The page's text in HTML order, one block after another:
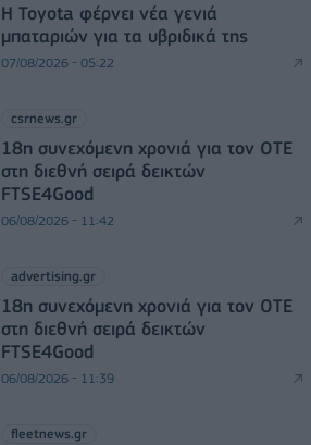
Η Toyota φέρνει νέα γενιά
μπαταριών για τα υβριδικά της
07/08/2026 - 05:22
csrnews.gr
18η συνεχόμενη χρονιά για τον ΟΤΕ
στη διεθνή σειρά δεικτών
FTSE4Good
06/08/2026 - 11:42
advertising.gr
18η συνεχόμενη χρονιά για τον ΟΤΕ
στη διεθνή σειρά δεικτών
FTSE4Good
06/08/2026 - 11:39
fleetnews.gr